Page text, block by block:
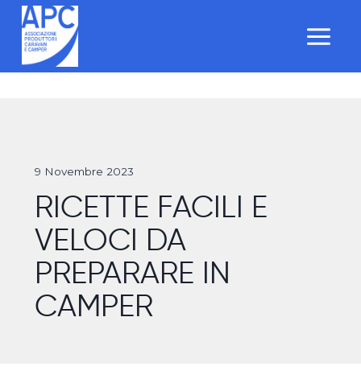
Salta
contenuto
9 Novembre 2023
RICETTE FACILI E
VELOCI DA
PREPARARE IN
CAMPER